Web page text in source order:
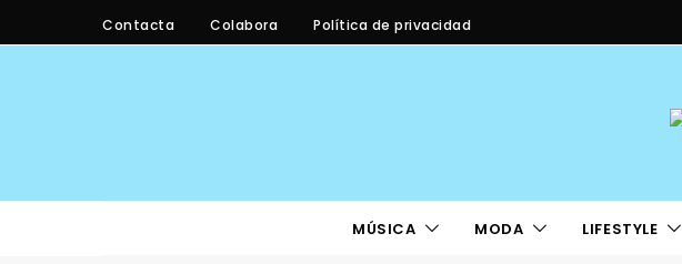
Contacta Colabora Política de privacidad
MÚSICA MODA LIFESTYLE